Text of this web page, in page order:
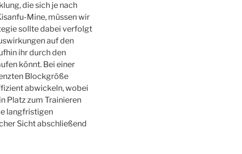
die sich je nach
Mine, müssen wir
sollte dabei verfolgt
auf den
ihr durch den
könnt. Bei einer
Blockgröße
abwickeln, wobei
Platz zum Trainieren
langfristigen
Sicht abschließend